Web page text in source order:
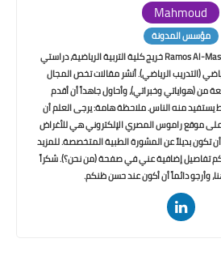
Mahmoud
مؤسس المدونة
محمود محمد المشهور بـRamos Al-Masry خريج كلية التربية الرياضية، دراستي
(التدريب الرياضي). أنشر مقالات تخص المجال
من (هواياتي وخبراتي)، وأحاول جاهداً أن أقدم
منه الناس. ملاحظة هامة: يرجى العلم أن
موقع راموس المصري الإلكتروني هي للأغراض
تكون بديلاً عن المشورة الطبية المتخصصة. للمزيد
تفاصيل إضافية عني في صفحة (من نحن؟). شكراً
وأرجو دائماً أن أكون عند حسن ظنكم.